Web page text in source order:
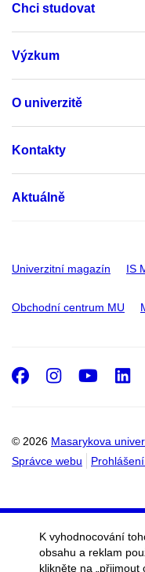
Chci studovat
Výzkum
O univerzitě
Kontakty
Aktuálně
Univerzitní magazín IS
Obchodní centrum MU
© 2026 Masarykova
Správce webu
Facebook
K vyhodnocování
obsahu a reklam
klikněte na